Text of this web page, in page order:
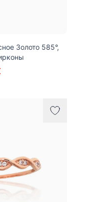
Золото 585°,